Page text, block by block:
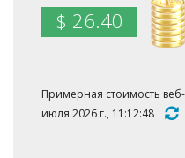
$ 26.40
Примерная стоимость
июля 2026 г., 11:12:48